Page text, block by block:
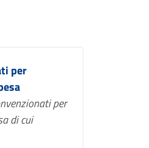
per
per
di cui